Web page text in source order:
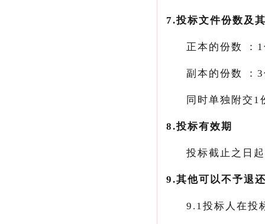
7.投标文件份数及
正本的份数： 1
副本的份数： 3
同时单独附交 1
8.投标有效期
投标截止之日起
9.其他可以不予退
9.1投标人在投